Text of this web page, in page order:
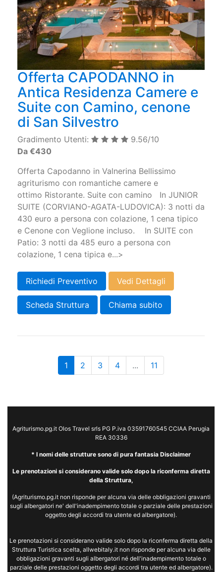
Offerta CAPODANNO in
Antica Residenza Camere e
Suite con Camino, cenone
di San Silvestro
Gradimento Utenti:
9.56/10
Da €430
Offerta Capodanno in Valnerina Bellissimo
agriturismo con romantiche camere e
ottimo Ristorante. Suite con camino In JUNIOR
SUITE (CORVIANO-AGATA-LUDOVICA): 3 notti da
430 euro a persona con colazione, 1 cena tipico
e Cenone con Veglione incluso. In SUITE con
Patio: 3 notti da 485 euro a persona con
colazione, 1 cena tipica e...>
Richiedi Preventivo Vedi Dettagli
Scheda Struttura Chiama subito
1 2 3 4 ... 11
Agriturismo.pg.it Olos Travel srls PG P.iva 03591760545 CCIAA Perugia
REA 30336
* I nomi delle strutture sono di pura fantasia Disclaimer
Le prenotazioni si considerano valide solo dopo la riconferma diretta
della Struttura,
(Agriturismo.pg.it non risponde per alcuna via delle obbligazioni gravanti
sugli albergatori ne' dell'inadempimento totale o parziale delle prestazioni
oggetto degli accordi tra utente ed albergatore).
Le prenotazioni si considerano valide solo dopo la riconferma diretta della
Struttura Turistica scelta, allwebitaly.it non risponde per alcuna via delle
obbligazioni gravanti sugli albergatori né dell'inadempimento totale o
parziale delle prestazioni oggetto degli accordi tra utente ed albergatore).